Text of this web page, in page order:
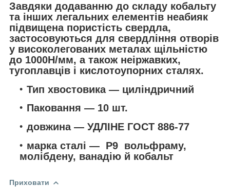
Завдяки додаванню до складу кобальту
та інших легальних елементів неабияк
підвищена пористість свердла,
застосовуються для свердління отворів
у високолегованих металах щільністю
до 1000Н/мм, а також неіржавких,
тугоплавців і кислотоупорних сталях.
Тип хвостовика — циліндричний
Паковання — 10 шт.
довжина — УДЛІНЕ ГОСТ 886-77
марка сталі — Р9 вольфраму,
молібдену, ванадію й кобальт
Приховати